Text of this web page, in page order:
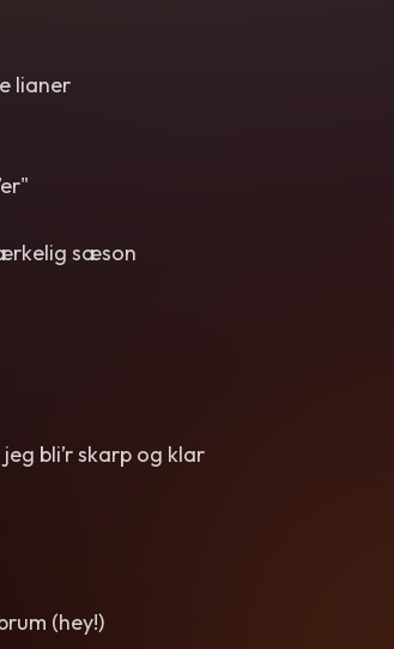
lianer
sæson
bli’r skarp og klar
(hey!)